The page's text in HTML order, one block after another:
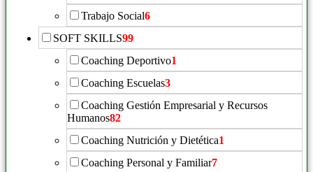
Trabajo Social6
SOFT SKILLS99
Coaching Deportivo1
Coaching Escuelas3
Coaching Gestión Empresarial y Recursos
Humanos82
Coaching Nutrición y Dietética1
Coaching Personal y Familiar7